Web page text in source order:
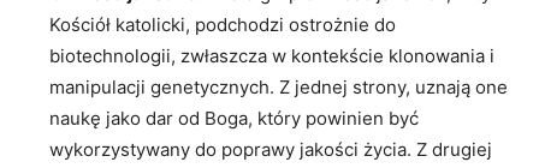
Kościół katolicki, podchodzi ostrożnie do
biotechnologii, zwłaszcza w kontekście klonowania i
manipulacji genetycznych. Z jednej strony, uznają one
naukę jako dar od Boga, który powinien być
wykorzystywany do poprawy jakości życia. Z drugiej